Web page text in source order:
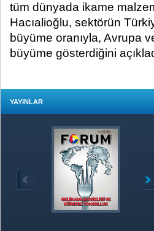
tüm dünyada ikame
Hacıalioğlu, sektörün
büyüme oranıyla, Avrupa
büyüme gösterdiğini
YAYINLAR